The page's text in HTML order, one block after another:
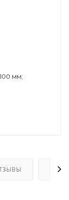
мм;
КАК